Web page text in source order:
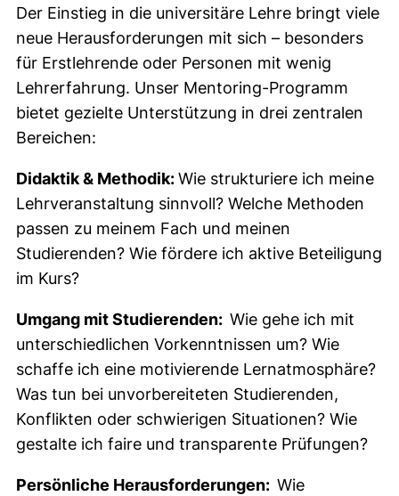
Der Einstieg in die universitäre Lehre bringt viele
neue Herausforderungen mit sich – besonders
für Erstlehrende oder Personen mit wenig
Lehrerfahrung. Unser Mentoring-Programm
bietet gezielte Unterstützung in drei zentralen
Bereichen:
Didaktik & Methodik:Wie strukturiere ich meine
Lehrveranstaltung sinnvoll? Welche Methoden
passen zu meinem Fach und meinen
Studierenden? Wie fördere ich aktive Beteiligung
im Kurs?
Umgang mit Studierenden: Wie gehe ich mit
unterschiedlichen Vorkenntnissen um? Wie
schaffe ich eine motivierende Lernatmosphäre?
Was tun bei unvorbereiteten Studierenden,
Konflikten oder schwierigen Situationen? Wie
gestalte ich faire und transparente Prüfungen?
Persönliche Herausforderungen: Wie